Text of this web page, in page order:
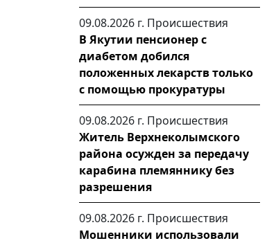
09.08.2026 г. Происшествия
В Якутии пенсионер с
диабетом добился
положенных лекарств только
с помощью прокуратуры
09.08.2026 г. Происшествия
Житель Верхнеколымского
района осужден за передачу
карабина племяннику без
разрешения
09.08.2026 г. Происшествия
Мошенники использовали